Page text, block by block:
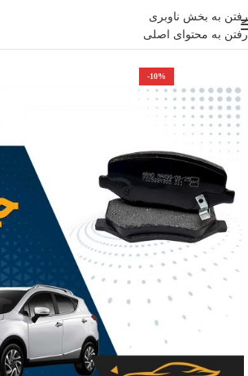
رفتن به بخش ناوبری
رفتن به محتوای اصلی
خانه جک
-10%